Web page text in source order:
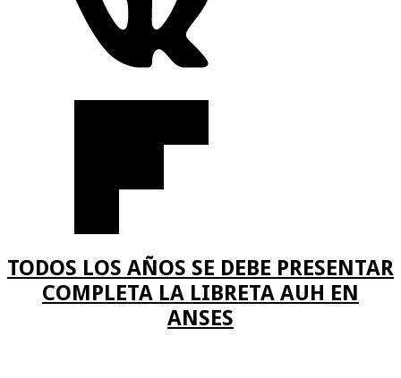
TODOS LOS AÑOS SE DEBE PRESENTAR
COMPLETA LA LIBRETA AUH EN
ANSES